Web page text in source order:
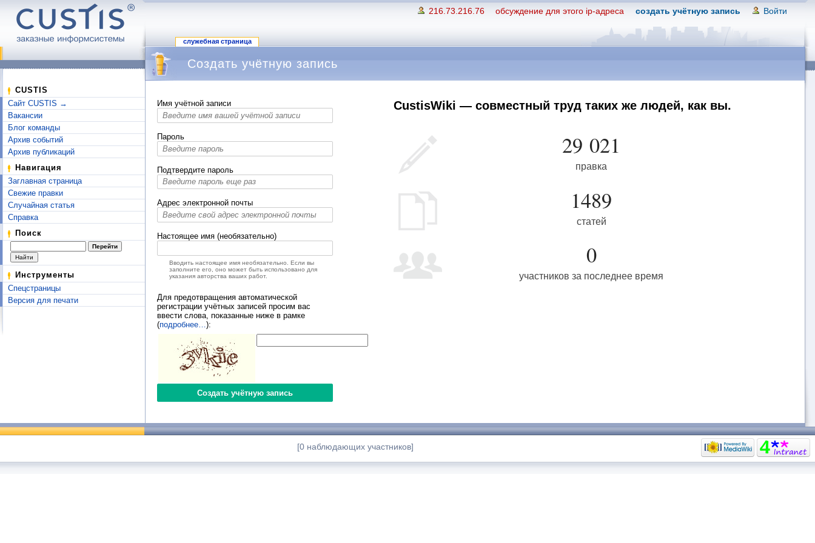
216.73.216.76 обсуждение для этого ip-адреса создать учётную запись Войти
служебная страница
CUSTIS
Сайт CUSTIS →
Вакансии
Блог команды
Архив событий
Архив публикаций
Навигация
Заглавная страница
Свежие правки
Случайная статья
Справка
Поиск
Инструменты
Спецстраницы
Версия для печати
Создать учётную запись
Имя учётной записи
Пароль
Подтвердите пароль
Адрес электронной почты
Настоящее имя (необязательно)
Вводить настоящее имя необязательно. Если вы
заполните его, оно может быть использовано для
указания авторства ваших работ.
Для предотвращения автоматической
регистрации учётных записей просим вас
ввести слова, показанные ниже в рамке
(подробнее… ):
CustisWiki — совместный труд таких же людей, как вы.
29 021
правка
1489
статей
0
участников за последнее время
[0 наблюдающих участников]